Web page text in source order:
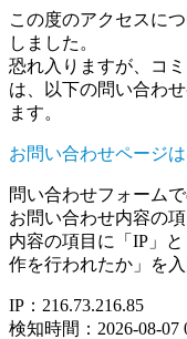
この度のアクセスに
しました。
恐れ入りますが、コ
は、以下の問い合わ
ます。
お問い合わせページ
問い合わせフォーム
お問い合わせ内容の
内容の項目に「IP」
作を行われたか」を入
IP：216.73.216.85
検知時間：2026-08-07